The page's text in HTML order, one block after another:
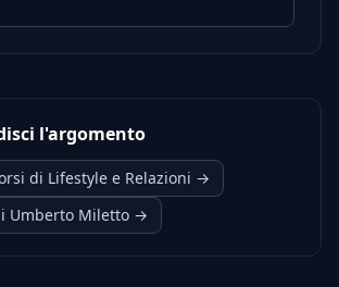
l'argomento
di Lifestyle e Relazioni →
Umberto Miletto →